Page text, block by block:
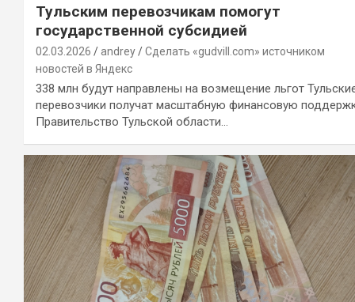
Тульским перевозчикам помогут
государственной субсидией
02.03.2026 andrey
Сделать «gudvill.com» источником
новостей в Яндекс
338 млн будут направлены на возмещение льгот
перевозчики получат масштабную финансовую
Правительство Тульской области…